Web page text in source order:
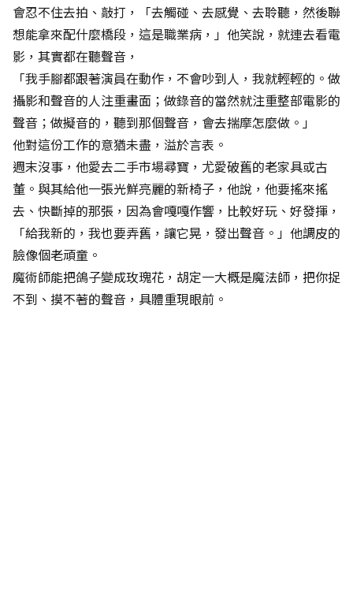
會忍不住去拍、敲打，「去觸碰、去感覺、去聆聽，然後聯
想能拿來配什麼橋段，這是職業病，」他笑說，就連去看電
影，其實都在聽聲音，
「我手腳都跟著演員在動作，不會吵到人，我就輕輕的。做
攝影和聲音的人注重畫面；做錄音的當然就注重整部電影的
聲音；做擬音的，聽到那個聲音，會去揣摩怎麼做。」
他對這份工作的意猶未盡，溢於言表。
週末沒事，他愛去二手市場尋寶，尤愛破舊的老家具或古
董。與其給他一張光鮮亮麗的新椅子，他說，他要搖來搖
去、快斷掉的那張，因為會嘎嘎作響，比較好玩、好發揮，
「給我新的，我也要弄舊，讓它晃，發出聲音。」他調皮的
臉像個老頑童。
魔術師能把鴿子變成玫瑰花，胡定一大概是魔法師，把你捉
不到、摸不著的聲音，具體重現眼前。